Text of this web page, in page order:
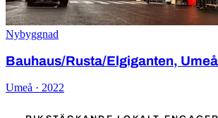
Nybyggnad
Bauhaus/Rusta/Elgiganten, Umeå
Umeå · 2022